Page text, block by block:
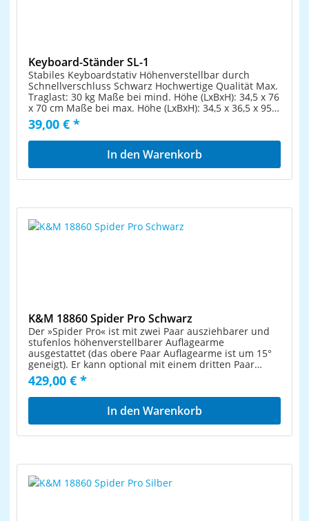
Keyboard-Ständer SL-1
Stabiles Keyboardstativ Höhenverstellbar durch
Schnellverschluss Schwarz Hochwertige Qualität Max.
Traglast: 30 kg Maße bei mind. Höhe (LxBxH): 34,5 x 76
x 70 cm Maße bei max. Höhe (LxBxH): 34,5 x 36,5 x 95
cm Gewicht: 2,7 kg
39,00 € *
In den Warenkorb
K&M 18860 Spider Pro Schwarz
Der »Spider Pro« ist mit zwei Paar ausziehbarer und
stufenlos höhenverstellbarer Auflagearme
ausgestattet (das obere Paar Auflagearme ist um 15°
geneigt). Er kann optional mit einem dritten Paar
Auflagearme (Artikel 18865 oder 18866) für ein
weiteres Keyboard aufgerüstet werden. Zusätzlich
verfügt der »Spider Pro« am oberen Ende der Säule
über einen 3/8" bzw. 5/8" Gewindeanschluss zum
Anbringen eines Mikrofonarms. Eine verstärkte
Pedale und optimale Beinfreiheit. Der »Spider Pro«
lässt sich schnell und kompakt zusammenlegen. Die
optional erhältliche Tasche (Artikel 18851) bietet
429,00 € *
In den Warenkorb